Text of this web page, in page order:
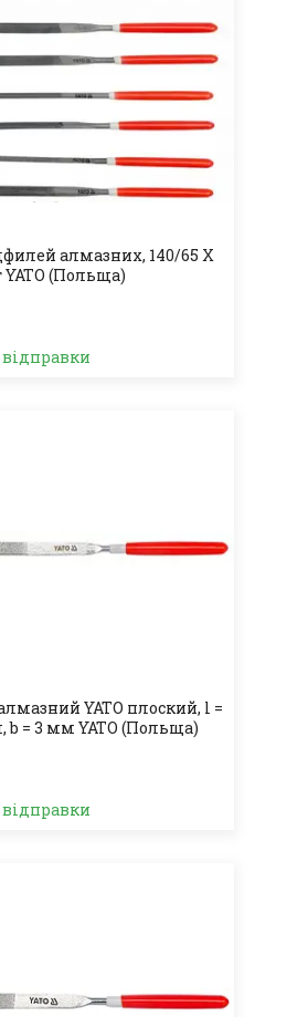
алмазних, 140/65 Х
(Польща)
відправки
YATO плоский, l =
b = 3 мм YATO (Польща)
відправки